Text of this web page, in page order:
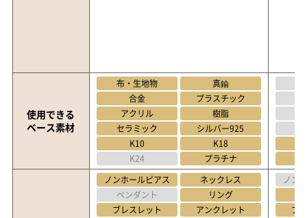
使用できる
ベース素材
布・生地物
真鍮
合金
プラスチック
アクリル
樹脂
セラミック
シルバー925
K10
K18
K24
プラチナ
ノンホールピアス
ネックレス
ペンダント
リング
ブレスレット
アンクレット
ノン
ブ